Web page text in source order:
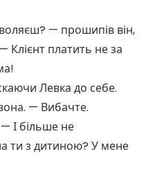
— прошипів він,
Клієнт платить не за
Левка до себе.
— Вибачте.
І більше не
ти з дитиною? У мене